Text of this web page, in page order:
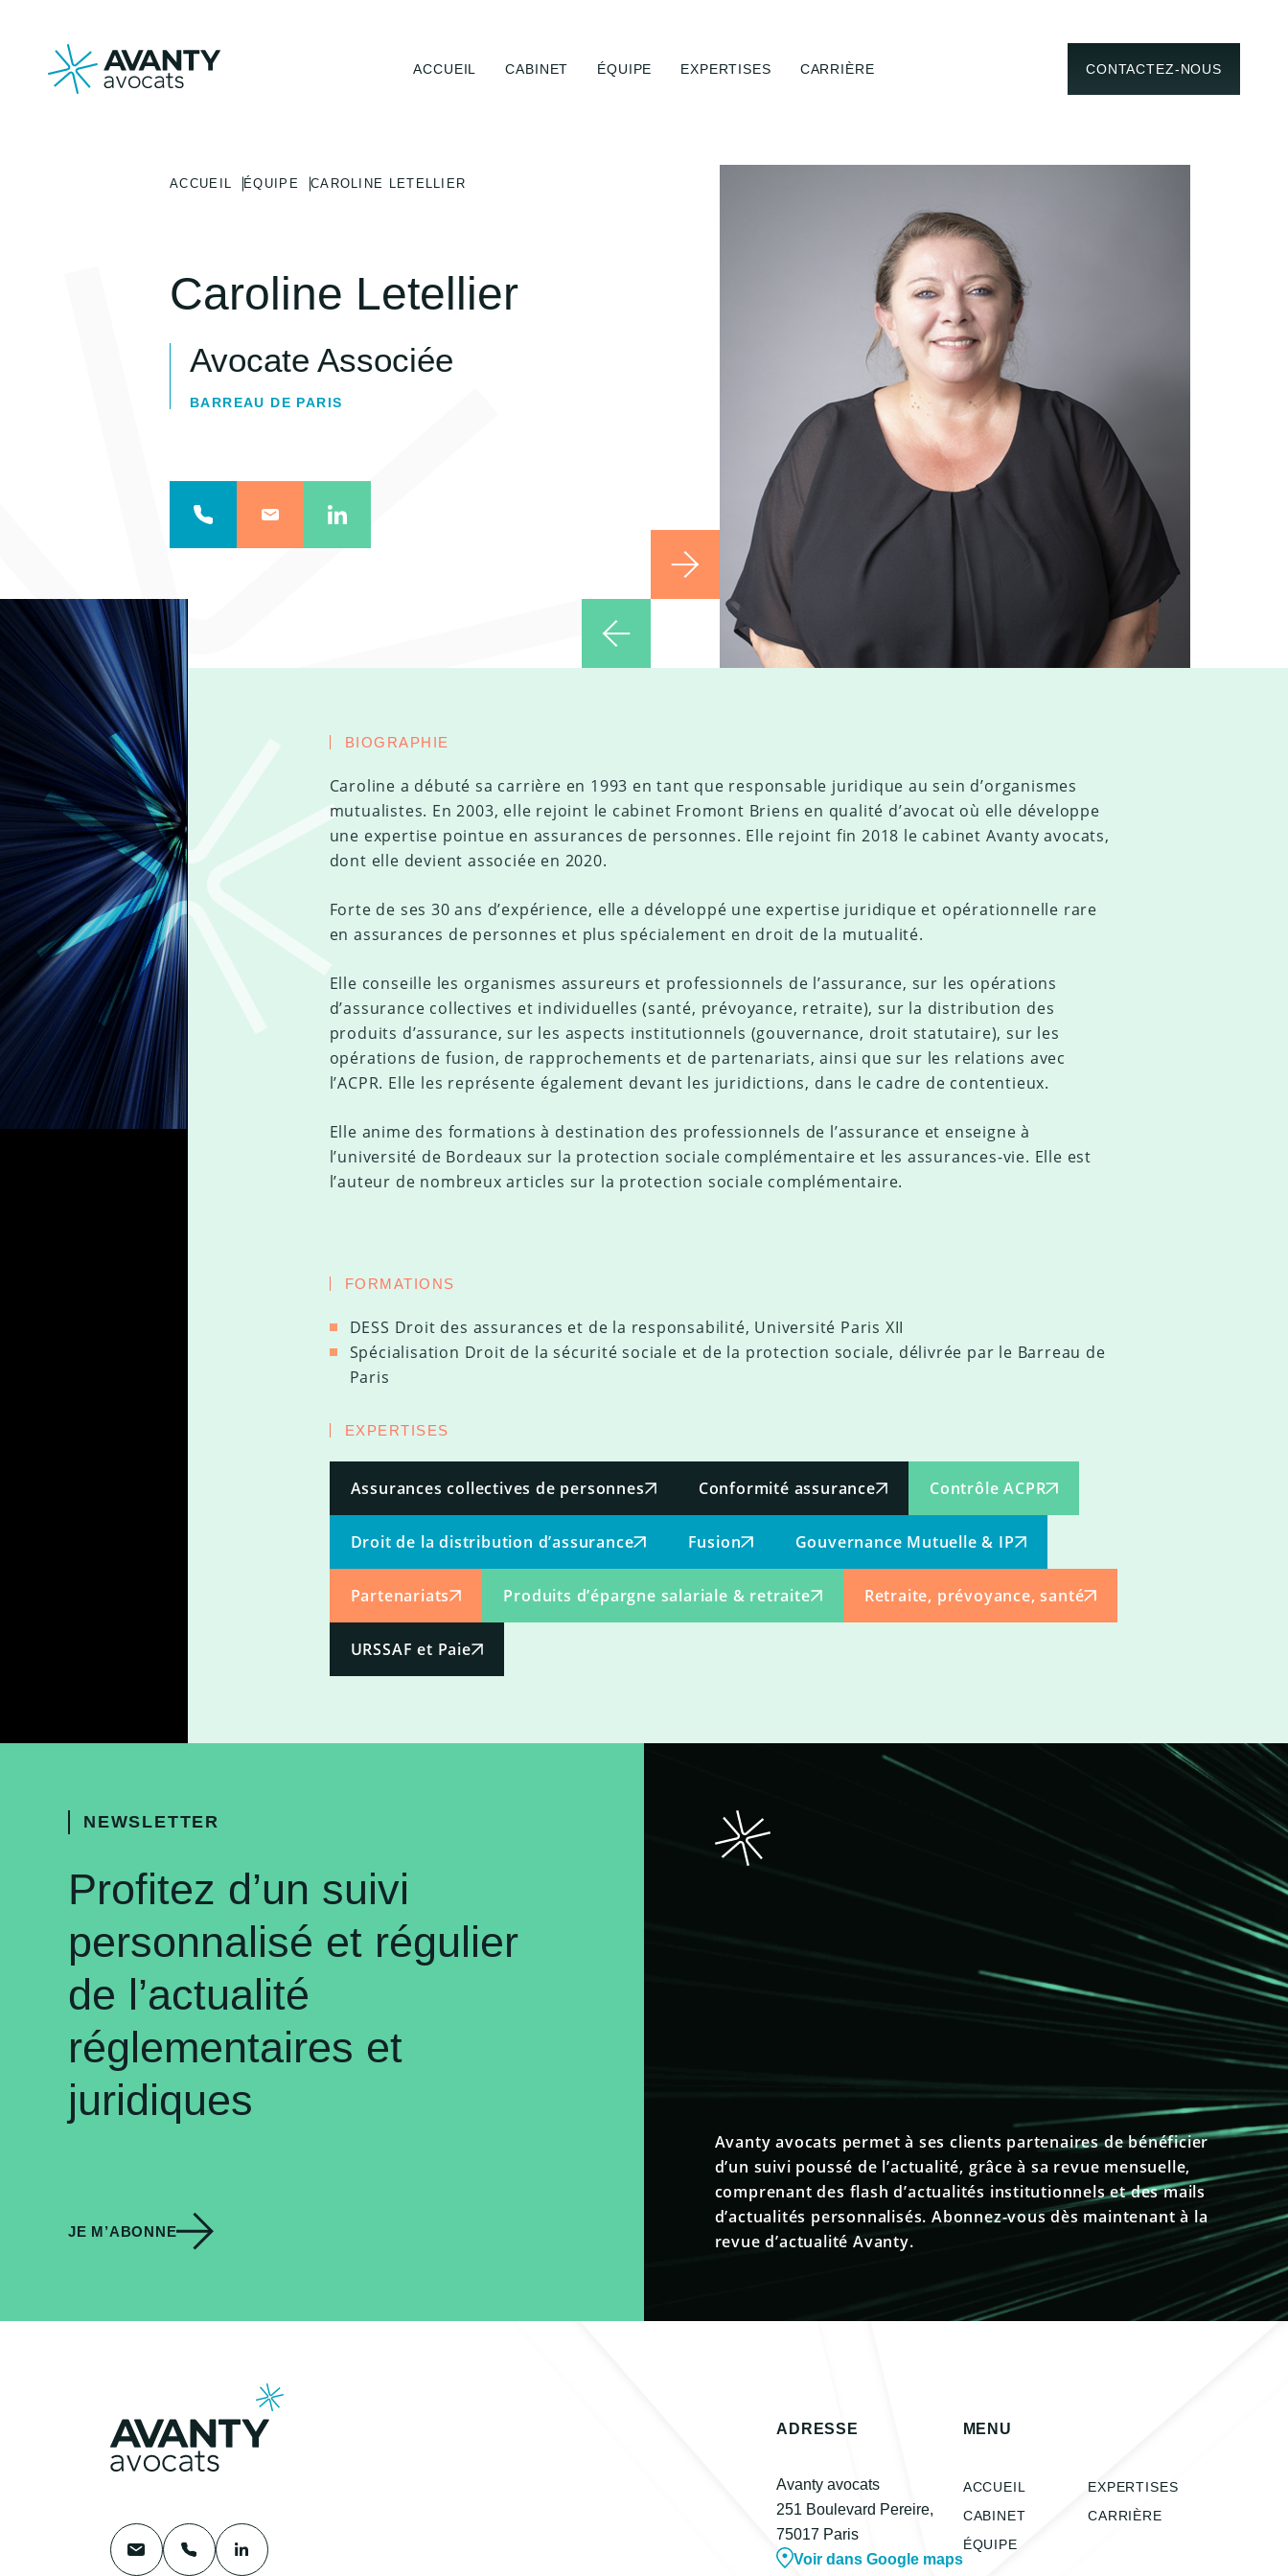
ACCUEIL CABINET ÉQUIPE EXPERTISES CARRIÈRE CONTACTEZ-NOUS
ACCUEIL ÉQUIPE CAROLINE LETELLIER
Caroline Letellier
Avocate Associée
BARREAU DE PARIS
BIOGRAPHIE
Caroline a débuté sa carrière en 1993 en tant que responsable juridique au sein d’organismes
mutualistes. En 2003, elle rejoint le cabinet Fromont Briens en qualité d’avocat où elle développe
une expertise pointue en assurances de personnes. Elle rejoint fin 2018 le cabinet Avanty avocats,
dont elle devient associée en 2020.
Forte de ses 30 ans d’expérience, elle a développé une expertise juridique et opérationnelle rare
en assurances de personnes et plus spécialement en droit de la mutualité.
Elle conseille les organismes assureurs et professionnels de l’assurance, sur les opérations
d’assurance collectives et individuelles (santé, prévoyance, retraite), sur la distribution des
produits d’assurance, sur les aspects institutionnels (gouvernance, droit statutaire), sur les
opérations de fusion, de rapprochements et de partenariats, ainsi que sur les relations avec
l’ACPR. Elle les représente également devant les juridictions, dans le cadre de contentieux.
Elle anime des formations à destination des professionnels de l’assurance et enseigne à
l’université de Bordeaux sur la protection sociale complémentaire et les assurances-vie. Elle est
l’auteur de nombreux articles sur la protection sociale complémentaire.
FORMATIONS
DESS Droit des assurances et de la responsabilité, Université Paris XII
Spécialisation Droit de la sécurité sociale et de la protection sociale, délivrée par le Barreau de
Paris
EXPERTISES
Assurances collectives de personnes Conformité assurance Contrôle ACPR
Droit de la distribution d’assurance Fusion Gouvernance Mutuelle & IP
Partenariats Produits d’épargne salariale & retraite Retraite, prévoyance, santé
URSSAF et Paie
NEWSLETTER
Profitez d’un suivi
personnalisé et régulier
de l’actualité
réglementaires et
juridiques
JE M’ABONNE
Avanty avocats permet à ses clients partenaires de bénéficier
d’un suivi poussé de l’actualité, grâce à sa revue mensuelle,
comprenant des flash d’actualités institutionnels et des mails
d’actualités personnalisés. Abonnez-vous dès maintenant à la
revue d’actualité Avanty.
ADRESSE
Avanty avocats
251 Boulevard Pereire,
75017 Paris
Voir dans Google maps
MENU
ACCUEIL
CABINET
ÉQUIPE
EXPERTISES
CARRIÈRE